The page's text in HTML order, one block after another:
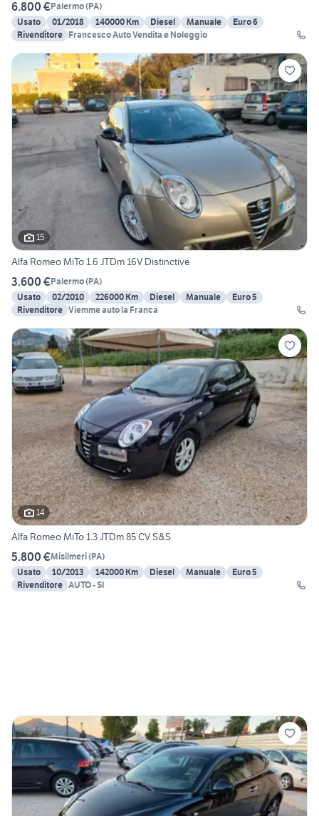
6.800 €Palermo(PA)
Usato
01/2018 140000 Km Diesel Manuale
Euro 6
Rivenditore Francesco Auto Vendita e Noleggio
15
Alfa Romeo MiTo 1.6 JTDm 16V Distinctive
3.600 €Palermo(PA)
Usato
02/2010 226000 Km Diesel Manuale
Euro 5
Rivenditore Viemme auto la Franca
14
Alfa Romeo MiTo 1.3 JTDm 85 CV S&S
5.800 €Misilmeri(PA)
Usato
10/2013 142000 Km Diesel Manuale
Euro 5
Rivenditore AUTO - SI